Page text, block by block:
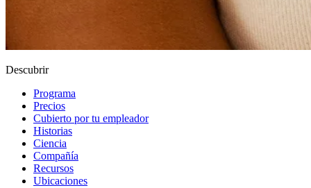
Descubrir
Programa
Precios
Cubierto por tu empleador
Historias
Ciencia
Compañía
Recursos
Ubicaciones